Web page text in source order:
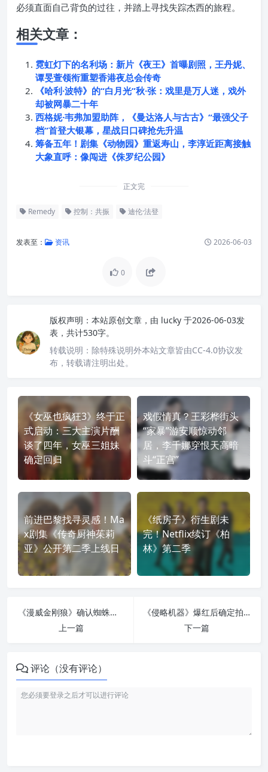
必须直面自己背负的过往，并踏上寻找失踪杰西的旅程。
相关文章：
霓虹灯下的名利场：新片《夜王》首曝剧照，王丹妮、
谭旻萱领衔重塑香港夜总会传奇
《哈利·波特》的“白月光”秋·张：戏里是万人迷，戏外
却被网暴二十年
西格妮·韦弗加盟助阵，《曼达洛人与古古》“最强父子
档”首登大银幕，星战日口碑抢先升温
筹备五年！剧集《动物园》重返寿山，李淳近距离接触
大象直呼：像闯进《侏罗纪公园》
正文完
Remedy 控制：共振 迪伦·法登
发表至： 资讯 2026-06-03
0
版权声明： 本站原创文章，由 lucky 于2026-06-03发
表，共计530字。
转载说明： 除特殊说明外本站文章皆由CC-4.0协议发
布，转载请注明出处。
《女巫也疯狂3》终于正
式启动：三大主演片酬
谈了四年，女巫三姐妹
确定回归
戏假情真？王彩桦街头
“家暴”游安顺惊动邻
居，李千娜穿恨天高暗
斗“正宫”
前进巴黎找寻灵感！Ma
x剧集《传奇厨神茱莉
亚》公开第二季上线日
《纸房子》衍生剧未
完！Netflix续订《柏
林》第二季
《漫威金刚狼》确认蜘蛛侠不会客串：罗根却要和宿敌剑齿虎并肩作战
上一篇
《侵略机器》爆红后确定拍续集：阿兰·里奇森能否再战外星机械？
下一篇
评论（没有评论）